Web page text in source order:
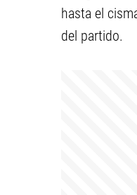
hasta el
del partido.